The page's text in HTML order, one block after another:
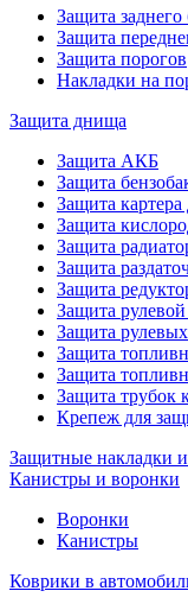
Защита заднего
Защита
Защита порогов
Накладки на
Защита днища
Защита АКБ
Защита
Защита
Защита
Защита
Защита
Защита
Защита
Защита
Защита
Защита
Защита трубок
Крепеж для
Защитные накладки
Канистры и воронки
Воронки
Канистры
Коврики в